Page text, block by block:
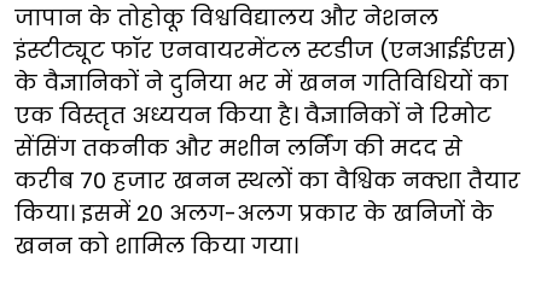
जापान के तोहोकू विश्वविद्यालय और नेशनल
इंस्टीट्यूट फॉर एनवायरमेंटल स्टडीज (एनआईईएस)
के वैज्ञानिकों ने दुनिया भर में खनन गतिविधियों का
एक विस्तृत अध्ययन किया है। वैज्ञानिकों ने रिमोट
सेंसिंग तकनीक और मशीन लर्निंग की मदद से
करीब 70 हजार खनन स्थलों का वैश्विक नक्शा तैयार
किया। इसमें 20 अलग-अलग प्रकार के खनिजों के
खनन को शामिल किया गया।